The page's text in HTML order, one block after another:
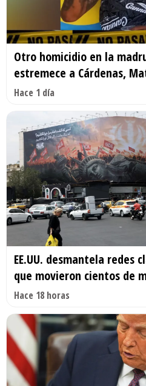
Otro homicidio en la
estremece a Cárdenas,
Hace 1 día
EE.UU. desmantela redes
que movieron cientos de
Hace 18 horas